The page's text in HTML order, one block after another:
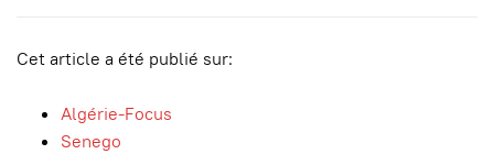
Cet article a été publié sur:
Algérie-Focus
Senego